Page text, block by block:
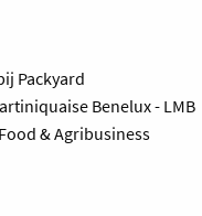
Packyard
Benelux - LMB
& Agribusiness